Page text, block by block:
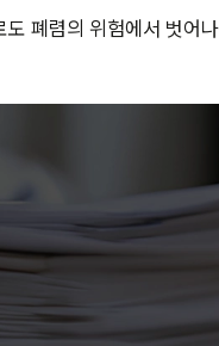
폐렴의 위험에서 벗어